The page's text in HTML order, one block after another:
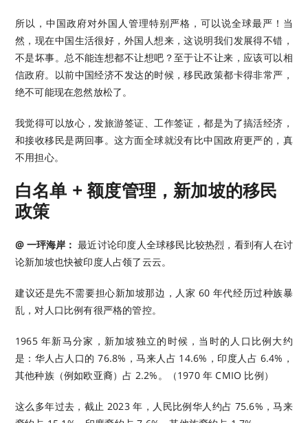
所以，中国政府对外国人管理特别严格，可以说全球最严！当
然，现在中国生活很好，外国人想来，这说明我们发展得不错，
不是坏事。总不能连想都不让想吧？至于让不让来，应该可以相
信政府。以前中国经济不发达的时候，移民政策都卡得非常严，
绝不可能现在忽然放松了。
我觉得可以放心，发旅游签证、工作签证，都是为了搞活经济，
和接收移民是两回事。这方面全球就没有比中国政府更严的，真
不用担心。
白名单 + 额度管理，新加坡的移民
政策
@ 一玶海岸： 最近讨论印度人全球移民比较热烈，看到有人在讨
论新加坡也快被印度人占领了云云。
建议还是先不需要担心新加坡那边，人家 60 年代经历过种族暴
乱，对人口比例有很严格的管控。
1965 年新马分家，新加坡独立的时候，当时的人口比例大约
是：华人占人口的 76.8%，马来人占 14.6%，印度人占 6.4%，
其他种族（例如欧亚裔）占 2.2%。（1970 年 CMIO 比例）
这么多年过去，截止 2023 年，人民比例华人约占 75.6%，马来